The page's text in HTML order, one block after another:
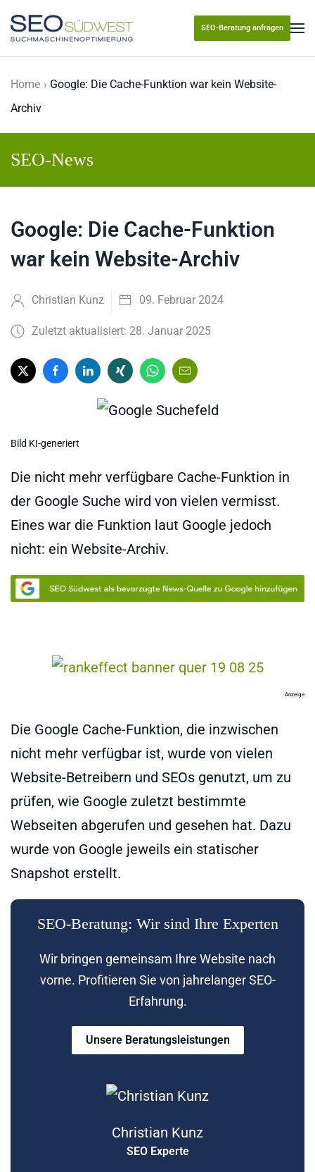
Skip to main content
SEO-Beratung anfragen
Home
Google: Die Cache-Funktion war kein Website-
Archiv
SEO-News
Google: Die Cache-Funktion
war kein Website-Archiv
Christian Kunz 09. Februar 2024
Zuletzt aktualisiert: 28. Januar 2025
Bild KI-generiert
Die nicht mehr verfügbare Cache-Funktion in
der Google Suche wird von vielen vermisst.
Eines war die Funktion laut Google jedoch
nicht: ein Website-Archiv.
Anzeige
Die Google Cache-Funktion, die inzwischen
nicht mehr verfügbar ist, wurde von vielen
Website-Betreibern und SEOs genutzt, um zu
prüfen, wie Google zuletzt bestimmte
Webseiten abgerufen und gesehen hat. Dazu
wurde von Google jeweils ein statischer
Snapshot erstellt.
SEO-Beratung: Wir sind Ihre Experten
Wir bringen gemeinsam Ihre Website nach
vorne. Profitieren Sie von jahrelanger SEO-
Erfahrung.
Unsere Beratungsleistungen
Christian Kunz
SEO Experte